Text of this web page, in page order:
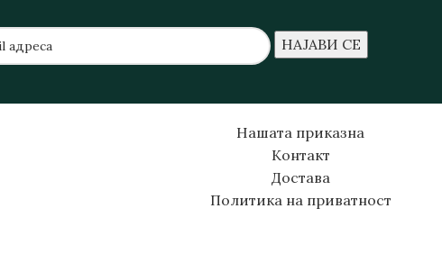
Нашата приказна
Контакт
Достава
Политика на приватност